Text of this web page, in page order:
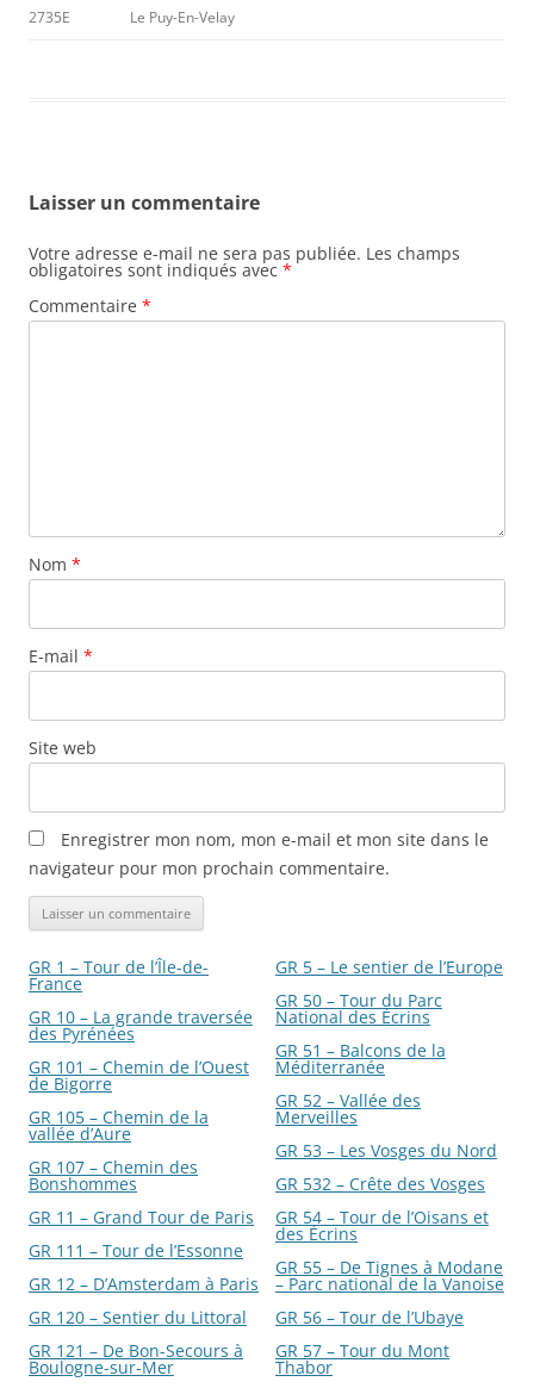
2735E Le Puy-En-Velay
Laisser un commentaire
Votre adresse e-mail ne sera pas publiée. Les champs
obligatoires sont indiqués avec *
Commentaire *
Nom *
E-mail *
Site web
Enregistrer mon nom, mon e-mail et mon site dans le
navigateur pour mon prochain commentaire.
GR 1 – Tour de l’Île-de-
France
GR 10 – La grande traversée
des Pyrénées
GR 101 – Chemin de l’Ouest
de Bigorre
GR 105 – Chemin de la
vallée d’Aure
GR 107 – Chemin des
Bonshommes
GR 11 – Grand Tour de Paris
GR 111 – Tour de l’Essonne
GR 12 – D’Amsterdam à Paris
GR 120 – Sentier du Littoral
GR 121 – De Bon-Secours à
Boulogne-sur-Mer
GR 5 – Le sentier de l’Europe
GR 50 – Tour du Parc
National des Écrins
GR 51 – Balcons de la
Méditerranée
GR 52 – Vallée des
Merveilles
GR 53 – Les Vosges du Nord
GR 532 – Crête des Vosges
GR 54 – Tour de l’Oisans et
des Écrins
GR 55 – De Tignes à Modane
– Parc national de la Vanoise
GR 56 – Tour de l’Ubaye
GR 57 – Tour du Mont
Thabor